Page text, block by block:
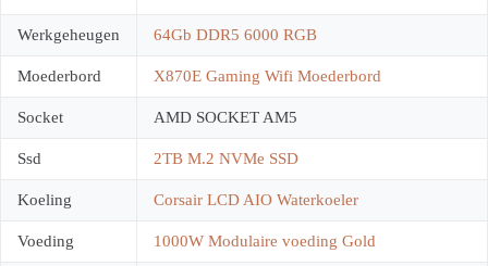
Werkgeheugen 64Gb DDR5 6000 RGB
Moederbord X870E Gaming Wifi Moederbord
Socket AMD SOCKET AM5
Ssd 2TB M.2 NVMe SSD
Koeling Corsair LCD AIO Waterkoeler
Voeding 1000W Modulaire voeding Gold